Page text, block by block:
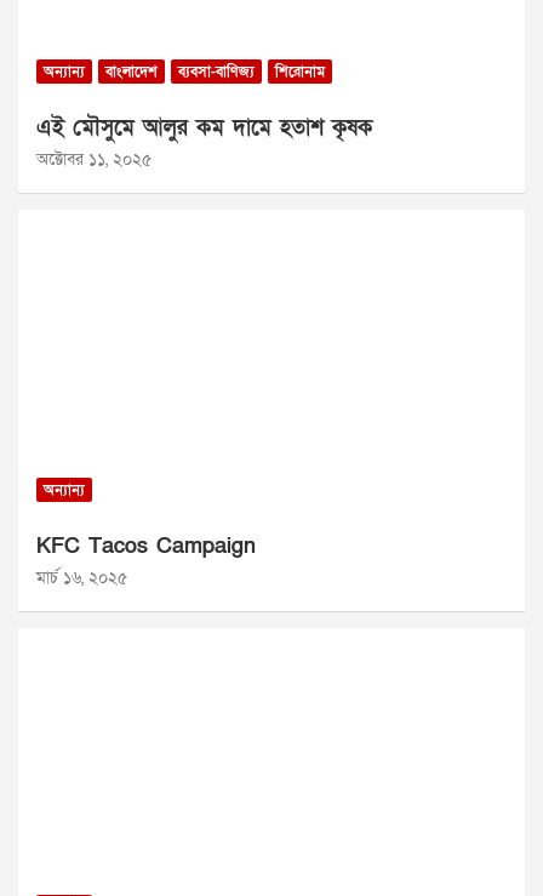
অন্যান্য বাংলাদেশ ব্যবসা-বাণিজ্য শিরোনাম
এই মৌসুমে আলুর কম দামে হতাশ কৃষক
অক্টোবর ১১, ২০২৫
অন্যান্য
KFC Tacos Campaign
মার্চ ১৬, ২০২৫